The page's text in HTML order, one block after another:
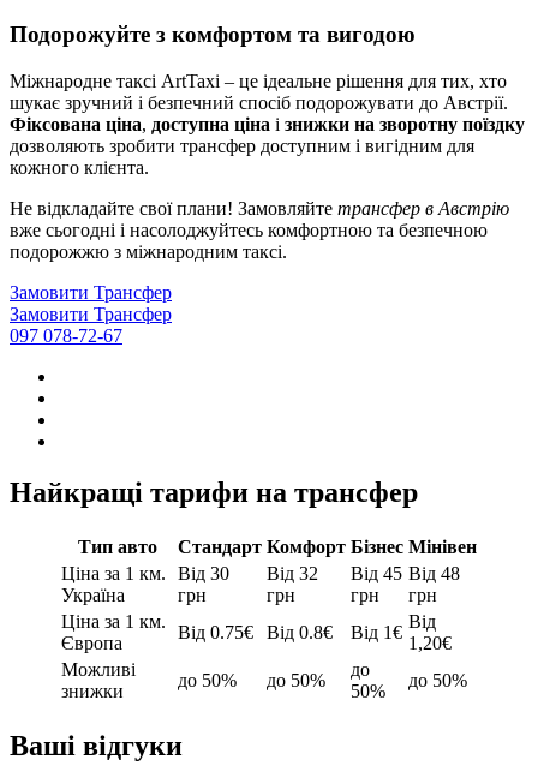
Подорожуйте з комфортом та вигодою
Міжнародне таксі ArtTaxi – це ідеальне рішення для тих, хто
шукає зручний і безпечний спосіб подорожувати до Австрії.
Фіксована ціна, доступна ціна і знижки на зворотну поїздку
дозволяють зробити трансфер доступним і вигідним для
кожного клієнта.
Не відкладайте свої плани! Замовляйте трансфер в Австрію
вже сьогодні і насолоджуйтесь комфортною та безпечною
подорожжю з міжнародним таксі.
Замовити Трансфер
Замовити Трансфер
097 078-72-67
Найкращі тарифи на трансфер
Тип авто Стандарт Комфорт Бізнес Мінівен
Ціна за 1 км.
Україна
Від 30
грн
Від 32
грн
Від 45
грн
Від 48
грн
Ціна за 1 км.
Європа
Від 0.75€ Від 0.8€ Від 1€
Від
1,20€
Можливі
знижки
до 50% до 50%
до
50%
до 50%
Ваші відгуки